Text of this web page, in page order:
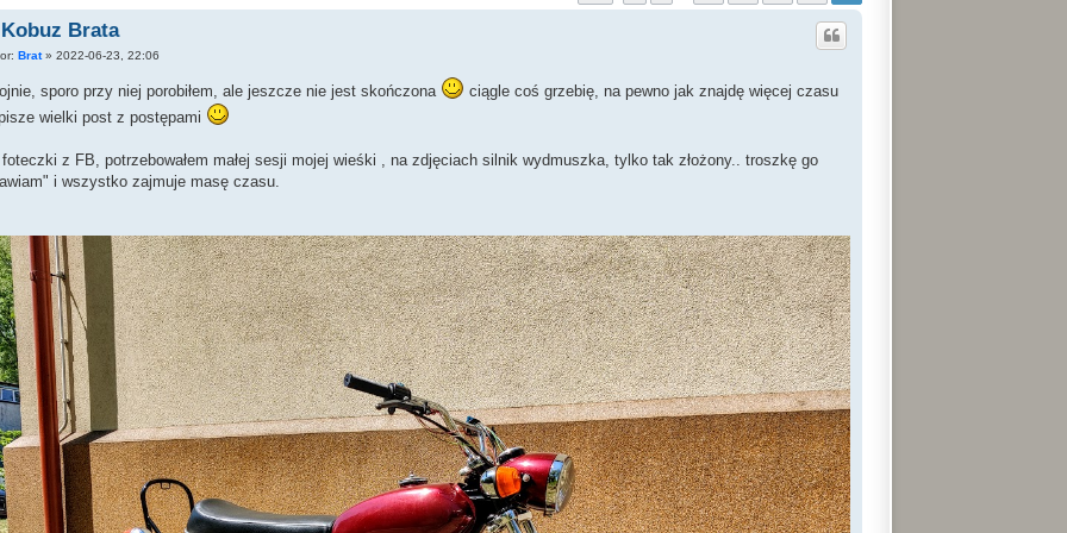
Brata
Brat»2022-06-23, 22:06
sporo przy niej porobiłem, ale jeszcze nie jest skończona
ciągle coś grzebię, na pewno jak znajdę więcej czasu
wielki post z postępami
z FB, potrzebowałem małej sesji mojej wieśki , na zdjęciach silnik wydmuszka, tylko tak złożony.. troszkę go
i wszystko zajmuje masę czasu.